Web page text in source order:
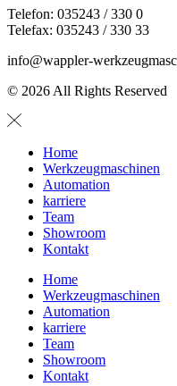
Telefon: 035243 / 330 0
Telefax: 035243 / 330 33
info@wappler-
© 2026 All Rights Reserved
Home
Werkzeugmaschinen
Automation
karriere
Team
Showroom
Kontakt
Home
Werkzeugmaschinen
Automation
karriere
Team
Showroom
Kontakt